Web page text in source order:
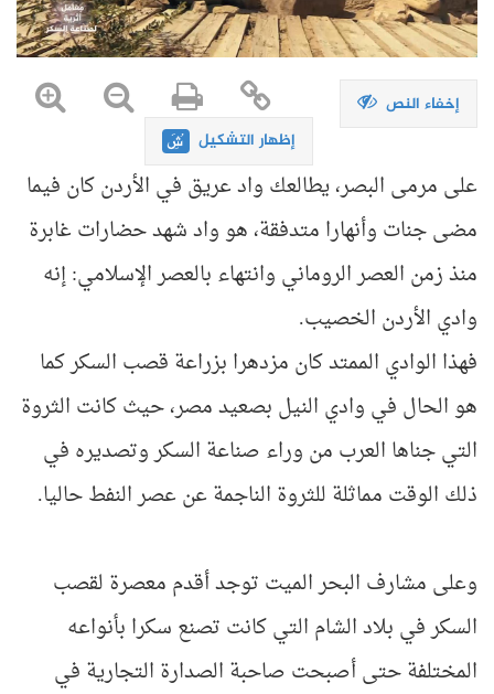
إخفاء النص
إظهار التشكيل
على مرمى البصر، يطالعك واد عريق في الأردن كان فيما
مضى جنات وأنهارا متدفقة، هو واد شهد حضارات غابرة
منذ زمن العصر الروماني وانتهاء بالعصر الإسلامي: إنه
وادي الأردن الخصيب.
فهذا الوادي الممتد كان مزدهرا بزراعة قصب السكر كما
هو الحال في وادي النيل بصعيد مصر، حيث كانت الثروة
التي جناها العرب من وراء صناعة السكر وتصديره في
ذلك الوقت مماثلة للثروة الناجمة عن عصر النفط حاليا.
وعلى مشارف البحر الميت توجد أقدم معصرة لقصب
السكر في بلاد الشام التي كانت تصنع سكرا بأنواعه
المختلفة حتى أصبحت صاحبة الصدارة التجارية في